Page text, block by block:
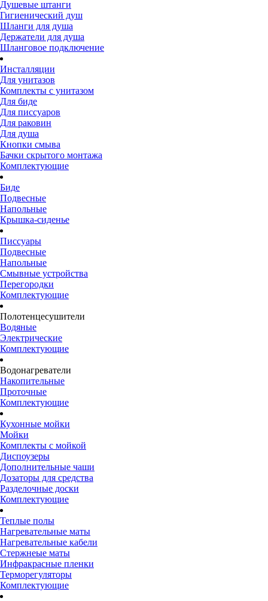
Душевые штанги
Гигиенический душ
Шланги для душа
Держатели для душа
Шланговое подключение
Инсталляции
Для унитазов
Комплекты с унитазом
Для биде
Для писсуаров
Для раковин
Для душа
Кнопки смыва
Бачки скрытого монтажа
Комплектующие
Биде
Подвесные
Напольные
Крышка-сиденье
Писсуары
Подвесные
Напольные
Смывные устройства
Перегородки
Комплектующие
Полотенцесушители
Водяные
Электрические
Комплектующие
Водонагреватели
Накопительные
Проточные
Комплектующие
Кухонные мойки
Мойки
Комплекты с мойкой
Диспоузеры
Дополнительные чаши
Дозаторы для средства
Разделочные доски
Комплектующие
Теплые полы
Нагревательные маты
Нагревательные кабели
Стержнеые маты
Инфракрасные пленки
Терморегуляторы
Комплектующие